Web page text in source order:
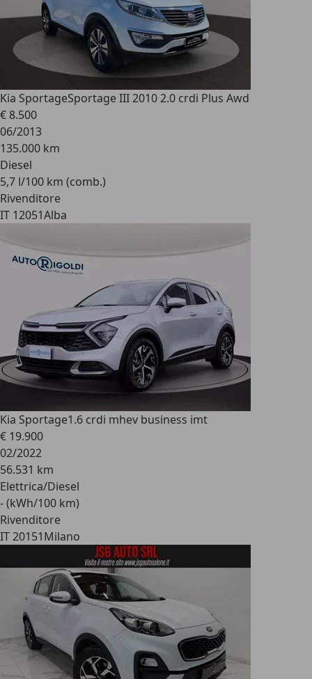
Kia SportageSportage III 2010 2.0 crdi Plus Awd
€ 8.500
06/2013
135.000 km
Diesel
5,7 l/100 km (comb.)
Rivenditore
IT 12051Alba
Kia Sportage1.6 crdi mhev business imt
€ 19.900
02/2022
56.531 km
Elettrica/Diesel
- (kWh/100 km)
Rivenditore
IT 20151Milano